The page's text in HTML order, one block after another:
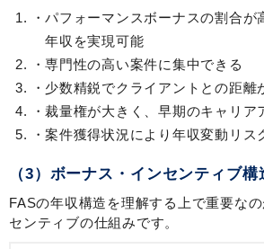
パフォーマンスボーナスの割合が
年収を実現可能
専門性の高い案件に集中できる
少数精鋭でクライアントとの距離
裁量権が大きく、早期のキャリア
案件獲得状況により年収変動リス
（3）ボーナス・インセンティブ構
FASの年収構造を理解する上で重要な
センティブの仕組みです。